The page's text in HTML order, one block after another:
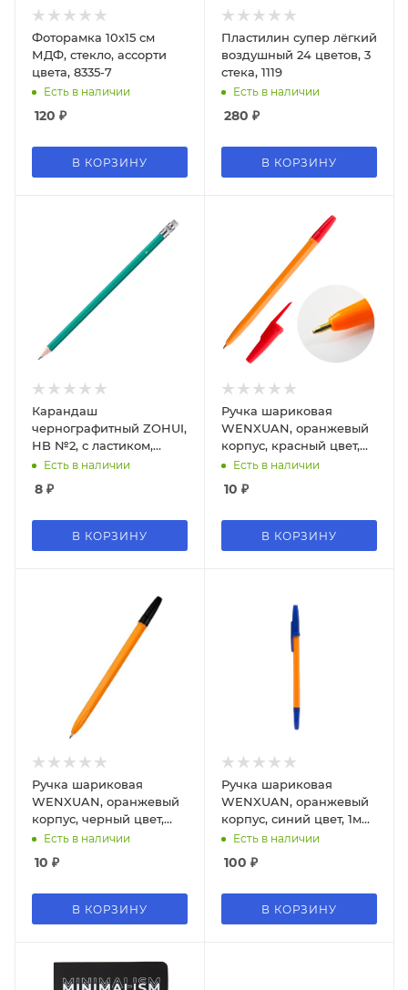
Фоторамка 10х15 см
МДФ, стекло, ассорти
цвета, 8335-7
Есть в наличии
120 ₽
В КОРЗИНУ
Пластилин супер лёгкий
воздушный 24 цветов, 3
стека, 1119
Есть в наличии
280 ₽
В КОРЗИНУ
Карандаш
чернографитный ZOHUI,
HB №2, с ластиком,
655;ЛАСТИК
Есть в наличии
8 ₽
В КОРЗИНУ
Ручка шариковая
WENXUAN, оранжевый
корпус, красный цвет,
1мм., W-51;КРАСНЫЙ
Есть в наличии
10 ₽
В КОРЗИНУ
Ручка шариковая
WENXUAN, оранжевый
корпус, черный цвет,
1мм., W-51;ЧЕРНЫЙ
Есть в наличии
10 ₽
В КОРЗИНУ
Ручка шариковая
WENXUAN, оранжевый
корпус, синий цвет, 1мм.,
W-51;СИНИЙ
Есть в наличии
100 ₽
В КОРЗИНУ